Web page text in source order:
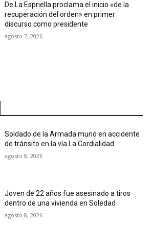
De La Espriella proclama el inicio «de la
recuperación del orden» en primer
discurso como presidente
agosto 7, 2026
Soldado de la Armada murió en accidente
de tránsito en la vía La Cordialidad
agosto 8, 2026
Joven de 22 años fue asesinado a tiros
dentro de una vivienda en Soledad
agosto 8, 2026